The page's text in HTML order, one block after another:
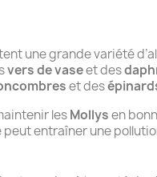
une grande variété
vers de vaseet des
et des
lesMollysen
entraîner une